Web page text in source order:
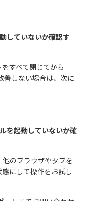
ートサイトの使い方
工事・故障情報通知
サービス
していないか確認す
すべて閉じてから
しない場合は、次に
を起動していないか確
のブラウザやタブを
にして操作をお試し